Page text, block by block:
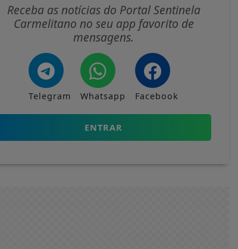
Receba as notícias do Portal Sentinela
Carmelitano no seu app favorito de
mensagens.
Telegram Whatsapp Facebook
ENTRAR